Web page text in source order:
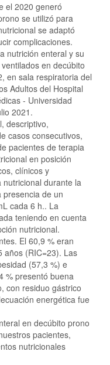
el 2020 generó
se utilizó para
se adaptó
complicaciones.
nutrición enteral y su
en decúbito
en sala respiratoria del
Adultos del Hospital
- Universidad
2021.
descriptivo,
casos consecutivos,
pacientes de terapia
en posición
clínicos y
nutricional durante la
de un
cada 6 h.. La
teniendo en cuenta
nutricional.
El 60,9 % eran
años (RIC=23). Las
(57,3 %) e
% presentó buena
con residuo gástrico
energética fue
en decúbito prono
pacientes,
nutricionales